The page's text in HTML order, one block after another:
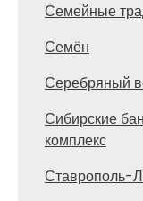
Семейные
Семён
Серебряный
Сибирские
комплекс
Ставрополь-